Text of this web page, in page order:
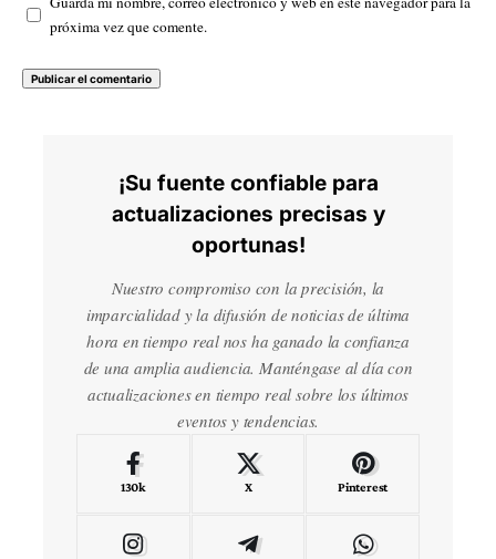
próxima vez que comente.
¡Su fuente confiable para
actualizaciones precisas y
oportunas!
Nuestro compromiso con la precisión, la
imparcialidad y la difusión de noticias de última
hora en tiempo real nos ha ganado la confianza
de una amplia audiencia. Manténgase al día con
actualizaciones en tiempo real sobre los últimos
eventos y tendencias.
130k X Pinterest